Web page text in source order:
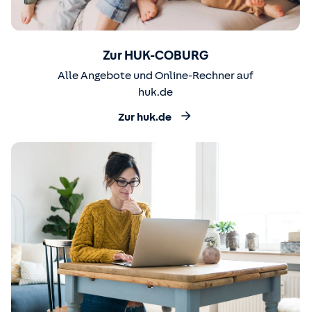
Zur HUK-COBURG
Alle Angebote und Online-Rechner auf
huk.de
Zur huk.de